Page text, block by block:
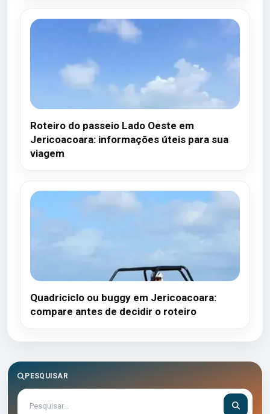
Roteiro do passeio Lado Oeste em
Jericoacoara: informações úteis para sua
viagem
Quadriciclo ou buggy em Jericoacoara:
compare antes de decidir o roteiro
PESQUISAR